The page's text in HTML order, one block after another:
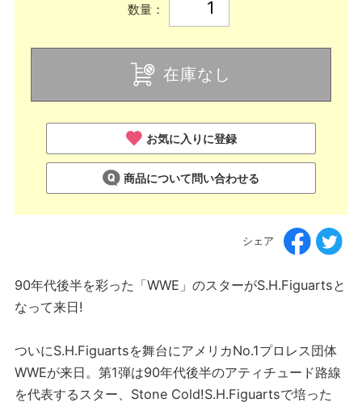
数量：
在庫なし
お気に入りに登録
商品について問い合わせる
シェア
90年代後半を彩った「WWE」のスターがS.H.Figuartsと
なって来日!
ついにS.H.Figuartsを舞台にアメリカNo.1プロレス団体
WWEが来日。第1弾は90年代後半のアティチュード路線
を代表するスター、Stone Cold!S.H.Figuartsで培った